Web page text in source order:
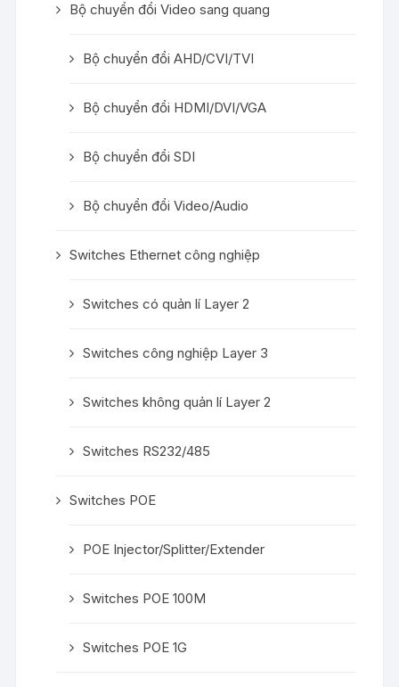
Bộ chuyển đổi Video sang quang
Bộ chuyển đổi AHD/CVI/TVI
Bộ chuyển đổi HDMI/DVI/VGA
Bộ chuyển đổi SDI
Bộ chuyển đổi Video/Audio
Switches Ethernet công nghiệp
Switches có quản lí Layer 2
Switches công nghiệp Layer 3
Switches không quản lí Layer 2
Switches RS232/485
Switches POE
POE Injector/Splitter/Extender
Switches POE 100M
Switches POE 1G